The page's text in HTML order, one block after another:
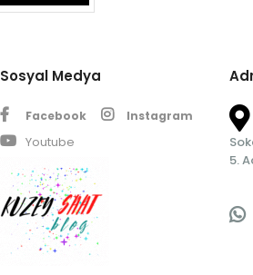
Sosyal Medya
Facebook Instagram
Youtube
5.